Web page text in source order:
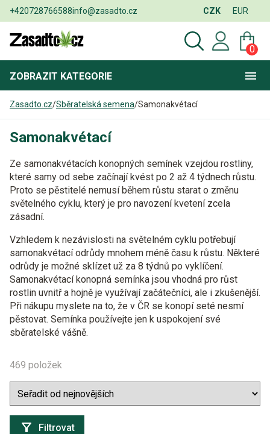
+420728766588info@zasadto.cz CZK EUR
0
ZOBRAZIT KATEGORIE
Zasadto.cz/Sběratelská semena/Samonakvétací
Samonakvétací
Ze samonakvétacích konopných semínek vzejdou rostliny,
které samy od sebe začínajíkvést po 2 až 4 týdnech růstu.
Proto se pěstitelé nemusí během růstu starat o změnu
světelného cyklu, který je pro navození kvetení zcela
zásadní.
Vzhledem k nezávislosti na světelném cyklu potřebují
samonakvétací odrůdy mnohem méně času k růstu. Některé
odrůdy je možné sklízet už za 8 týdnů po vyklíčení.
Samonakvétací konopná semínka jsou vhodná pro růst
rostlin uvnitř a hojně je využívají začátečníci, ale i zkušenější.
Při nákupu myslete na to, že v ČR se konopí seté nesmí
pěstovat. Semínka používejte jen k uspokojení své
sběratelské vášně.
469 položek
Filtrovat